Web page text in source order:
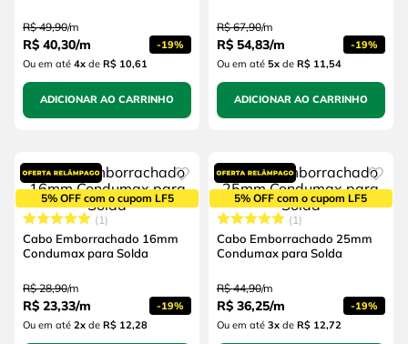
R$ 49,90/m
R$ 40,30/m -19%
Ou em até 4xde R$ 10,61
ADICIONAR AO CARRINHO
R$ 67,90/m
R$ 54,83/m -19%
Ou em até 5xde R$ 11,54
ADICIONAR AO CARRINHO
5% OFF com o cupom LF5
1
Cabo Emborrachado 16mm
Condumax para Solda
R$ 28,90/m
R$ 23,33/m -19%
Ou em até 2xde R$ 12,28
5% OFF com o cupom LF5
1
Cabo Emborrachado 25mm
Condumax para Solda
R$ 44,90/m
R$ 36,25/m -19%
Ou em até 3xde R$ 12,72